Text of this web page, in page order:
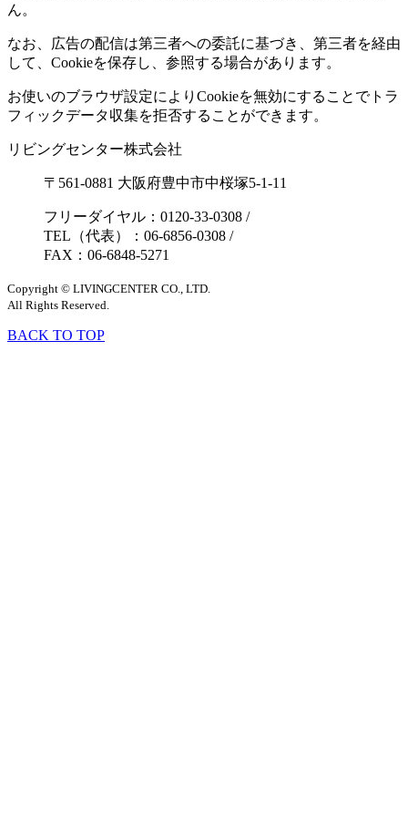
ん。
なお、広告の配信は第三者への委託に基づき、第三者を経由
して、Cookieを保存し、参照する場合があります。
お使いのブラウザ設定によりCookieを無効にすることでトラ
フィックデータ収集を拒否することができます。
リビングセンター株式会社
〒561-0881 大阪府豊中市中桜塚5-1-11
フリーダイヤル：0120-33-0308 /
TEL（代表）：06-6856-0308 /
FAX：06-6848-5271
Copyright © LIVINGCENTER CO., LTD.
All Rights Reserved.
BACK TO TOP